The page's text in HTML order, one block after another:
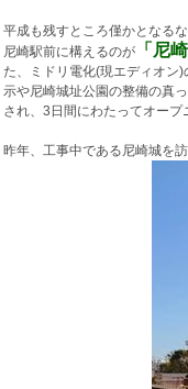
平成も残すところ僅かとなる
尼崎駅前に構えるのが
「尼
た、ミドリ電化(現エディオン
示や尼崎城址公園の整備の真
され、3日間にわたってオー
昨年、工事中である尼崎城を訪